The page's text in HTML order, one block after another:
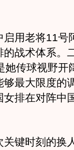
用老将11号
战术体系。
她传球视野开
最大限度的
排在对阵中
键时刻的换